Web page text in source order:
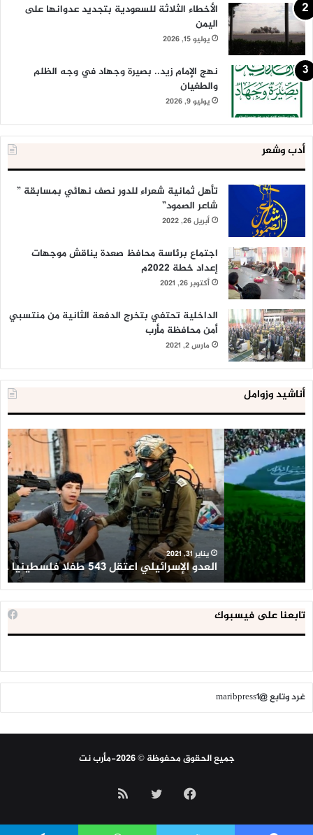
الأخطاء الثلاثة للسعودية بتجديد عدوانها على
اليمن
يوليو 15, 2026
نهج الإمام زيد.. بصيرة وجهاد في وجه الظلم
والطغيان
يوليو 9, 2026
أدب وشعر
تأهل ثمانية شعراء للدور نصف نهائي بمسابقة ”
شاعر الصمود”
أبريل 26, 2022
اجتماع برئاسة محافظ صعدة يناقش موجهات
إعداد خطة 2022م
أكتوبر 26, 2021
الداخلية تحتفي بتخرج الدفعة الثانية من منتسبي
أمن محافظة مأرب
مارس 2, 2021
أناشيد وزوامل
العدو
الإسرائيلي
اعتقل
543
طفلا
فلسطينيا
خلال
2020
يناير 31, 2021
العدو الإسرائيلي اعتقل 543 طفلا فلسطينيا خلال 2020
تابعنا على فيسبوك
غرد وتابع @maribpress1
جميع الحقوق محفوظة © 2026-مأرب نت
فيسبوك تويتر ملخص
الموقع